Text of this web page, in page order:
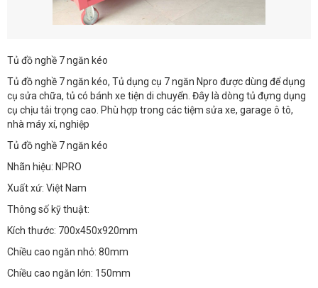
Tủ đồ nghề 7 ngăn kéo
Tủ đồ nghề 7 ngăn kéo, Tủ dụng cụ 7 ngăn Npro được dùng để dụng
cụ sửa chữa, tủ có bánh xe tiện di chuyển. Đây là dòng tủ đựng dụng
cụ chịu tải trọng cao. Phù hợp trong các tiệm sửa xe, garage ô tô,
nhà máy xí, nghiệp
Tủ đồ nghề 7 ngăn kéo
Nhãn hiệu: NPRO
Xuất xứ: Việt Nam
Thông số kỹ thuật:
Kích thước: 700x450x920mm
Chiều cao ngăn nhỏ: 80mm
Chiều cao ngăn lớn: 150mm